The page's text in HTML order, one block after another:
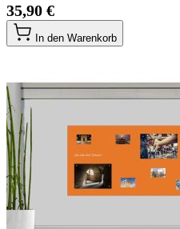
35,90 €
In den Warenkorb